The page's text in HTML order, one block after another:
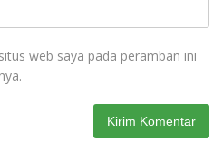
web saya pada peramban ini